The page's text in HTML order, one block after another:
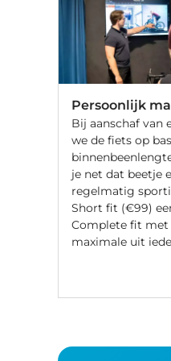
Persoonlijk
Bij aanschaf van
we de fiets op
je net dat beetje
regelmatig
Short fit (€99)
Complete fit met
maximale uit